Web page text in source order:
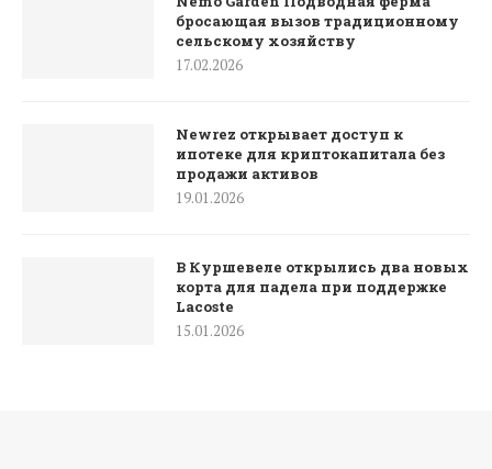
бросающая вызов традиционному
сельскому хозяйству
17.02.2026
Newrez открывает доступ к
ипотеке для криптокапитала без
продажи активов
19.01.2026
В Куршевеле открылись два новых
корта для падела при поддержке
Lacoste
15.01.2026